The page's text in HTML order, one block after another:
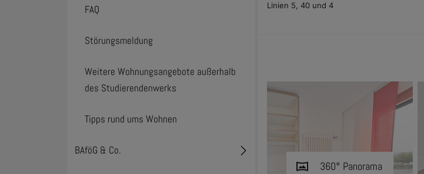
Linien 5, 40 und 4
vrpano 360° Panorama
FAQ
Störungsmeldung
Weitere Wohnungsangebote außerhalb
des Studierendenwerks
Tipps rund ums Wohnen
BAföG & Co.
Toggle Dropdown